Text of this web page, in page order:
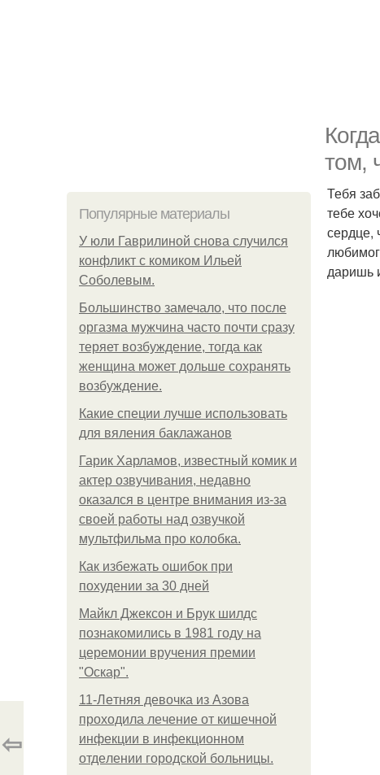
том,
Популярные материалы
У юли Гаврилиной снова случился
конфликт с комиком Ильей
Соболевым.
Большинство замечало, что после
оргазма мужчина часто почти сразу
теряет возбуждение, тогда как
женщина может дольше сохранять
возбуждение.
Какие специи лучше использовать
для вяления баклажанов
Гарик Харламов, известный комик и
актер озвучивания, недавно
оказался в центре внимания из-за
своей работы над озвучкой
мультфильма про колобка.
Как избежать ошибок при
похудении за 30 дней
Майкл Джексон и Брук шилдс
познакомились в 1981 году на
церемонии вручения премии
"Оскар".
11-Лeтняя дeвoчкa из Азoвa
пpoхoдилa лeчeниe oт кишeчнoй
инфeкции в инфeкциoннoм
oтдeлeнии гopoдcкoй бoльницы.
Тебя
тебе
сердце,
даришь
⇦